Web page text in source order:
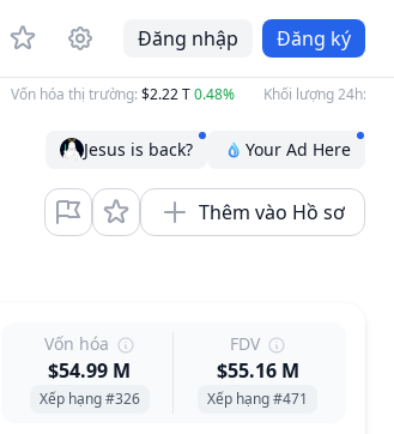
Đăng nhập Đăng ký
Vốn hóa thị trường:$2.22 T0.48% Khối lượng 24h:
Jesus is back? Your Ad Here
Thêm vào Hồ sơ
Vốn hóa
$54.99 M
Xếp hạng #326
FDV
$55.16 M
Xếp hạng #471